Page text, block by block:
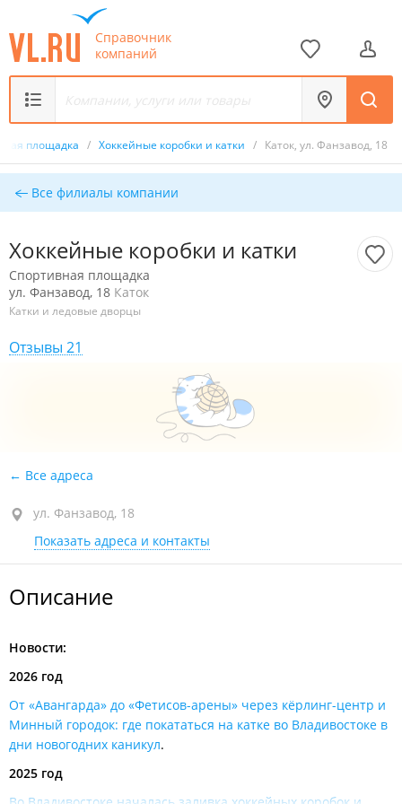
Справочник
компаний
площадка / Хоккейные коробки и катки / Каток, ул. Фанзавод, 18
Все филиалы компании
Хоккейные коробки и катки
Спортивная площадка
ул. Фанзавод, 18 Каток
Катки и ледовые дворцы
Отзывы 21
Все адреса
ул. Фанзавод, 18
Показать адреса и контакты
Описание
Новости:
2026 год
От «Авангарда» до «Фетисов-арены» через кёрлинг-центр и
Минный городок: где покататься на катке во Владивостоке в
дни новогодних каникул.
2025 год